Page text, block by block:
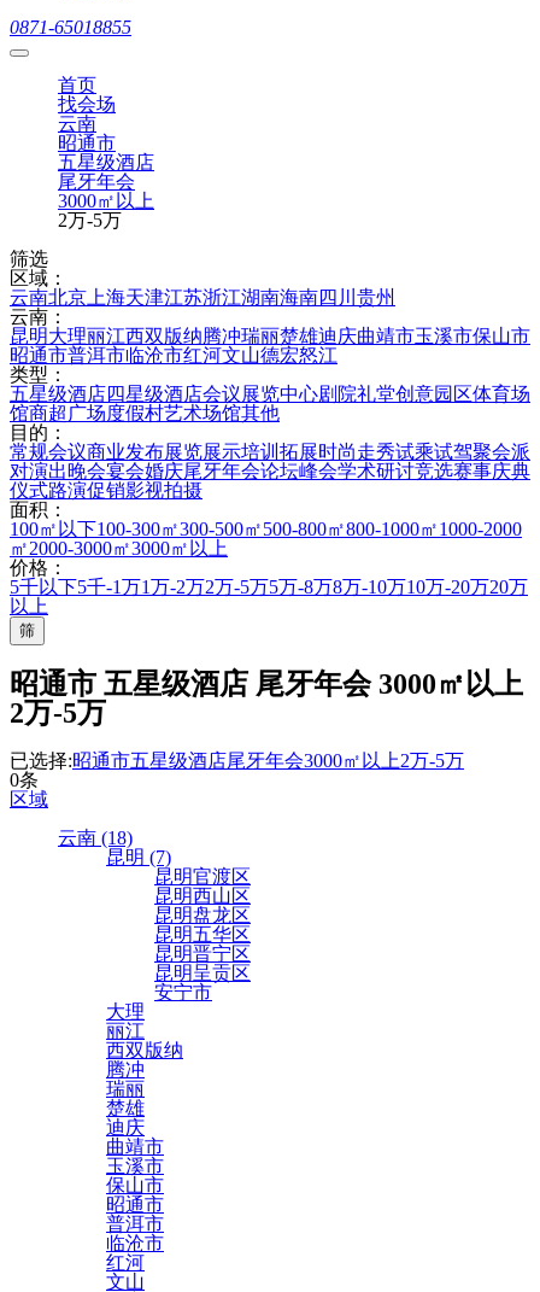
0871-65018855
首页
找会场
云南
昭通市
五星级酒店
尾牙年会
3000㎡以上
2万-5万
筛选
区域：
云南北京 上海天津江苏浙江湖南海南四川 贵州
云南：
昆明大理丽江西双版纳腾冲瑞丽楚雄迪庆曲靖市玉溪市保山市
昭通市普洱市临沧市红河文山德宏怒江
类型：
五星级酒店四星级酒店会议展览中心剧院礼堂创意园区体育场
馆商超广场度假村艺术场馆其他
目的：
常规会议商业发布展览展示培训拓展时尚走秀试乘试驾聚会派
对演出晚会宴会婚庆尾牙年会论坛峰会学术研讨竞选赛事庆典
仪式路演促销影视拍摄
面积：
100㎡以下100-300㎡300-500㎡500-800㎡800-1000㎡1000-2000
㎡2000-3000㎡3000㎡以上
价格：
5千以下5千-1万1万-2万2万-5万5万-8万8万-10万10万-20万20万
以上
筛
昭通市 五星级酒店 尾牙年会 3000㎡以上
2万-5万
已选择:昭通市五星级酒店尾牙年会3000㎡以上2万-5万
0条
区域
云南 (18)
昆明 (7)
昆明官渡区
昆明西山区
昆明盘龙区
昆明五华区
昆明晋宁区
昆明呈贡区
安宁市
大理
丽江
西双版纳
腾冲
瑞丽
楚雄
迪庆
曲靖市
玉溪市
保山市
昭通市
普洱市
临沧市
红河
文山